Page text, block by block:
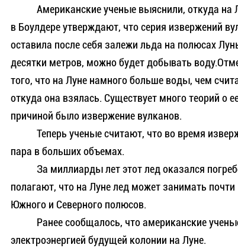
Американские ученые выяснили, откуда на
в Боулдере утверждают, что серия извержений
оставила после себя залежи льда на полюсах
десятки метров, можно будет добывать
того, что на Луне намного больше воды, чем
откуда она взялась. Существует много теорий о
причиной было извержение вулканов.
Теперь ученые считают, что во время
пара в больших объемах.
За миллиарды лет этот лед оказался
полагают, что на Луне лед может занимать
Южного и Северного полюсов.
Ранее сообщалось, что американские ученые
электроэнергией будущей колонии на Луне.